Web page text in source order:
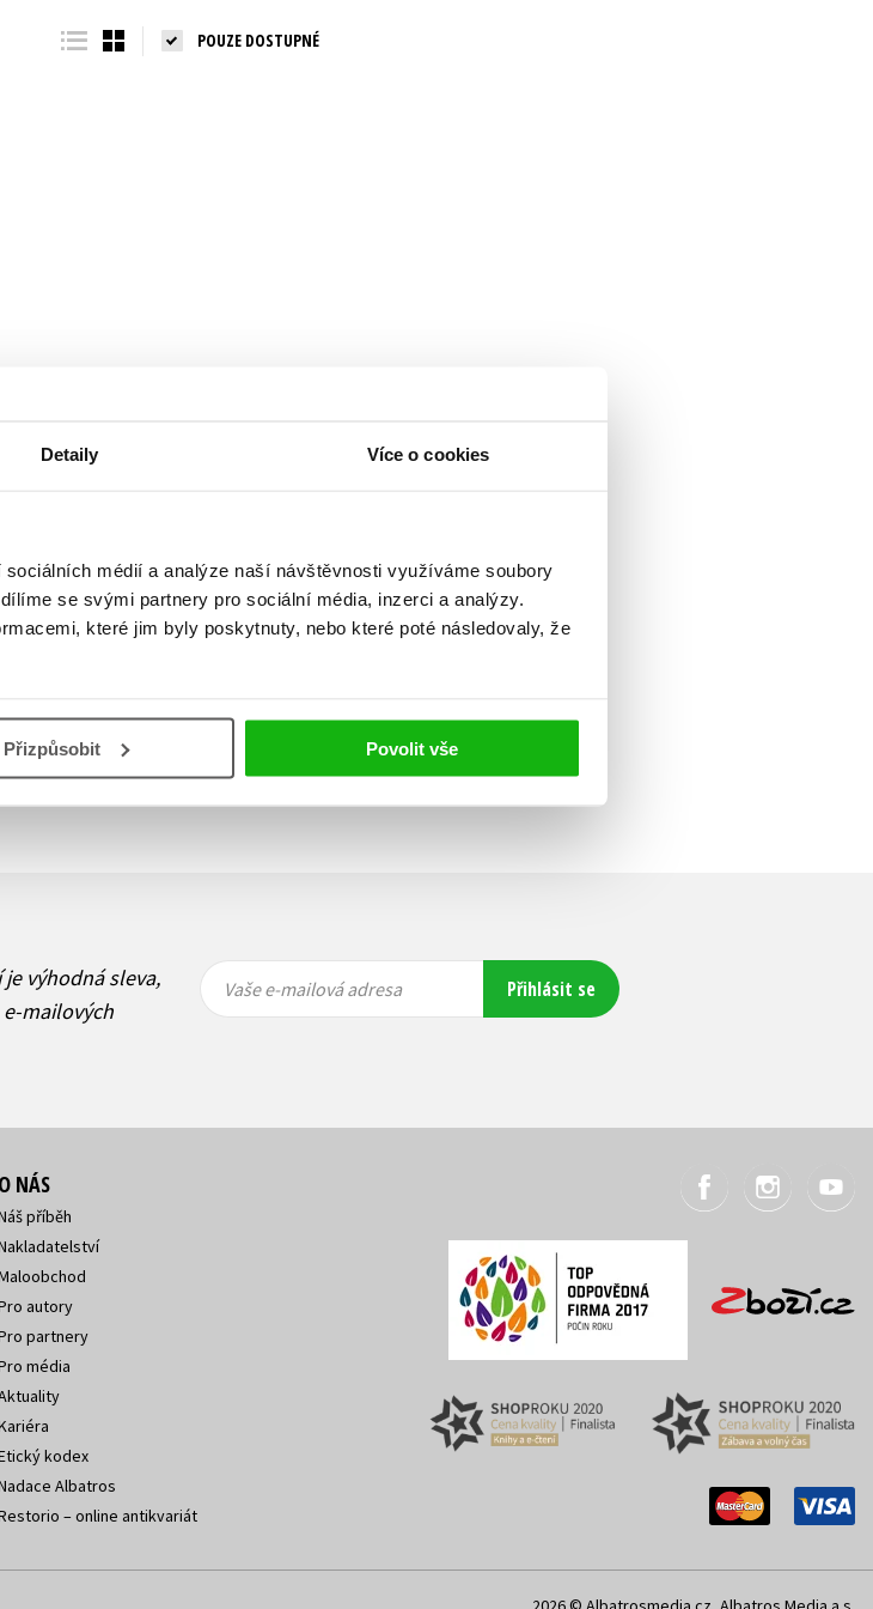
Detaily Více o cookies
médií a analýze naší návštěvnosti využíváme soubory
se svými partnery pro sociální média, inzerci a analýzy.
které jim byly poskytnuty, nebo které poté následovaly, že
Přizpůsobit Povolit vše
pro děti
Young adult (SK)
POUZE DOSTUPNÉ
výhodná sleva,
mailových
Vaše e-
mailová
Vaše e-
mailová
Vaše e-mailová adresa Přihlásit se
O NÁS
příběh
autory
partnery
média
kodex
Albatros
– online antikvariát